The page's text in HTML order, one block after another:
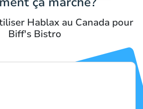
Hablax au Canada pour
Biff's Bistro